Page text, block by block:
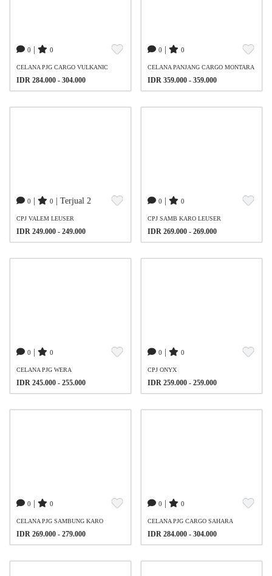
0 0
CELANA PJG CARGO VULKANIC
IDR 284.000 - 304.000
0 0
CELANA PANJANG CARGO MONTARA
IDR 359.000 - 359.000
0 0 | Terjual 2
CPJ VALEM LEUSER
IDR 249.000 - 249.000
0 0
CPJ SAMB KARO LEUSER
IDR 269.000 - 269.000
0 0
CELANA PJG WERA
IDR 245.000 - 255.000
0 0
CPJ ONYX
IDR 259.000 - 259.000
0 0
CELANA PJG SAMBUNG KARO
IDR 269.000 - 279.000
0 0
CELANA PJG CARGO SAHARA
IDR 284.000 - 304.000